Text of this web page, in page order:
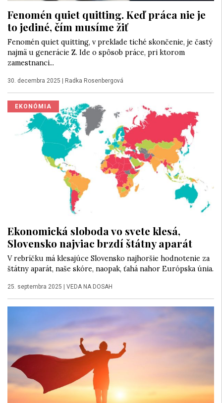
Fenomén quiet quitting. Keď práca nie je
to jediné, čím musíme žiť
Fenomén quiet quitting, v preklade tiché skončenie, je častý
najmä u generácie Z. Ide o spôsob práce, pri ktorom
zamestnanci...
30. decembra 2025 | Radka Rosenbergová
EKONÓMIA
Ekonomická sloboda vo svete klesá,
Slovensko najviac brzdí štátny aparát
V rebríčku má klesajúce Slovensko najhoršie hodnotenie za
štátny aparát, naše skóre, naopak, ťahá nahor Európska únia.
25. septembra 2025 | VEDA NA DOSAH